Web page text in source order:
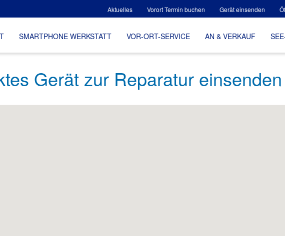
Aktuelles Vorort Termin buchen Gerät einsenden
SMARTPHONE WERKSTATT VOR-ORT-SERVICE AN & VERKAUF
Gerät zur Reparatur einsenden